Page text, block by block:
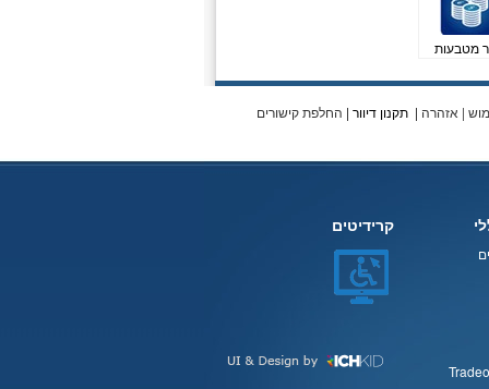
מטבעות
| אזהרה | תקנון דיוור | החלפת קישורים
קרידיטים